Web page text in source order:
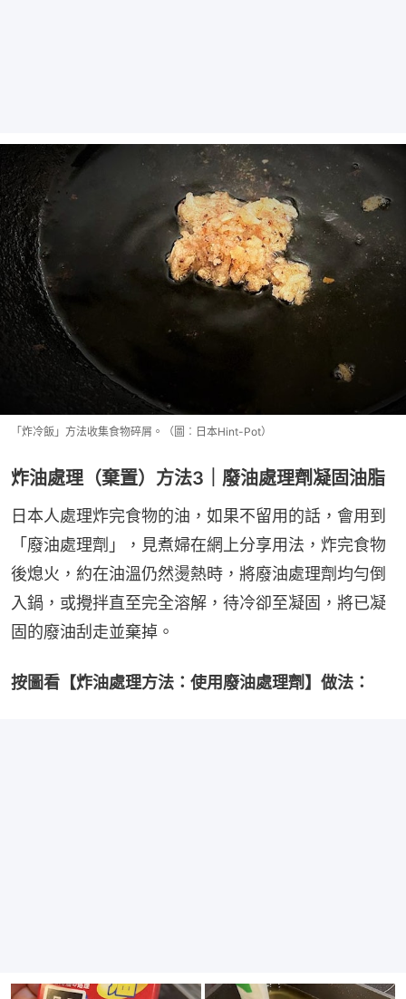
「炸冷飯」方法收集食物碎屑。（圖︰日本Hint-Pot）
炸油處理（棄置）方法3｜廢油處理劑凝固油脂
日本人處理炸完食物的油，如果不留用的話，會用到
「廢油處理劑」，見煮婦在網上分享用法，炸完食物
後熄火，約在油溫仍然燙熱時，將廢油處理劑均勻倒
入鍋，或攪拌直至完全溶解，待冷卻至凝固，將已凝
固的廢油刮走並棄掉。
按圖看【炸油處理方法：使用廢油處理劑】做法：